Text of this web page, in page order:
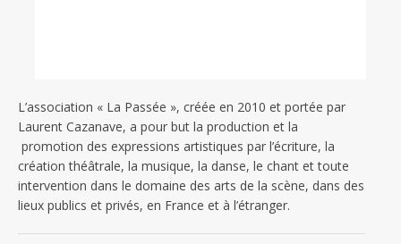
L’association « La Passée », créée en 2010 et portée par
Laurent Cazanave, a pour but la production et la
promotion des expressions artistiques par l’écriture, la
création théâtrale, la musique, la danse, le chant et toute
intervention dans le domaine des arts de la scène, dans des
lieux publics et privés, en France et à l’étranger.